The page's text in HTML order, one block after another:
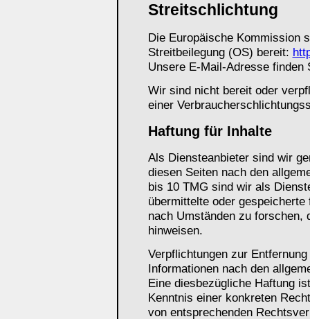
Streitschlichtung
Die Europäische Kommission
Streitbeilegung (OS) bereit:
Unsere E-Mail-Adresse finden
Wir sind nicht bereit oder
einer
Haftung für Inhalte
Als Diensteanbieter sind wir
diesen Seiten nach den
bis 10 TMG sind wir als
übermittelte oder
nach Umständen zu forschen,
hinweisen.
Verpflichtungen zur
Informationen nach den
Eine diesbezügliche Haftung
Kenntnis einer konkreten
von entsprechenden